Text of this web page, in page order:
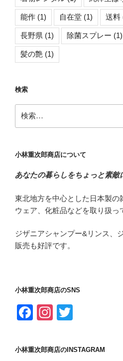
能作 (1) 自在堂 (1) 送料
長野県 (1) 除菌スプレー (1)
髪の艶 (1)
検索
索:
小林重次郎商店について
あなたの暮らしをちょっと素敵
東北地方を中心とした日本製の
ウェア、化粧品などを取り扱っ
ジザニアシャンプー&リンス、
販売も好評です。
小林重次郎商店のSNS
F
c
In
a
tt
小林重次郎商店のINSTAGRAM